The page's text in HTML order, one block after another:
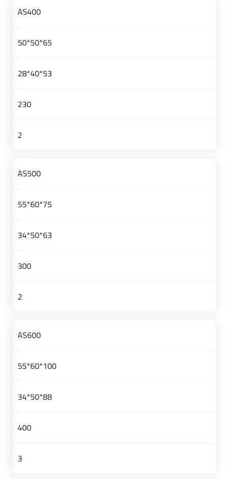
AS400
65*50*50
53*40*28
230
2
AS500
75*60*55
63*50*34
300
2
AS600
100*60*55
88*50*34
400
3